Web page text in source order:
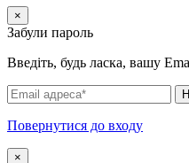
×
Забули пароль
Введіть, будь ласка, вашу
Повернутися до входу
×